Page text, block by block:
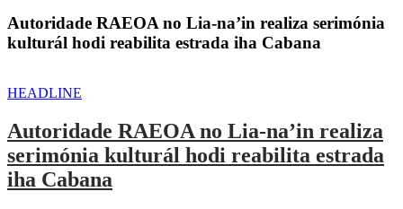
Autoridade RAEOA no Lia-na’in realiza serimónia
kulturál hodi reabilita estrada iha Cabana
HEADLINE
Autoridade RAEOA no Lia-na’in realiza
serimónia kulturál hodi reabilita estrada
iha Cabana